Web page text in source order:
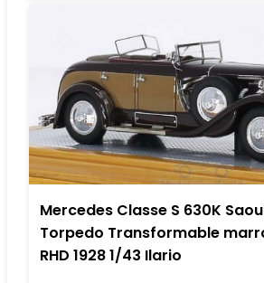
Mercedes Classe S 630K
Torpedo Transformable
RHD 1928 1/43 Ilario